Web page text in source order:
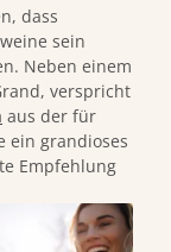
dass
sein
Neben einem
, verspricht
aus der für
ein grandioses
Empfehlung